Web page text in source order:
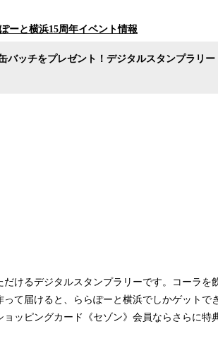
ーと横浜15周年イベント情報
バッチをプレゼント！デジタルスタンプラリー
けるデジタルスタンプラリーです。コーラを
て届けると、ららぽーと横浜でしかゲットで
ッピングカード《セゾン》会員ならさらに特